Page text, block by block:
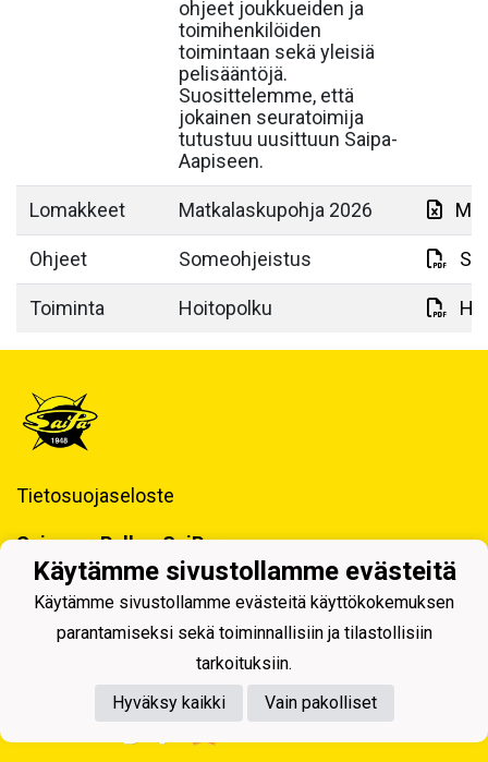
ohjeet joukkueiden ja
toimihenkilöiden
toimintaan sekä yleisiä
pelisääntöjä.
Suosittelemme, että
jokainen seuratoimija
tutustuu uusittuun Saipa-
Aapiseen.
Lomakkeet Matkalaskupohja 2026
Ohjeet Someohjeistus
Toiminta Hoitopolku
Tietosuojaseloste
Saimaan Pallo - SaiPa ry
Käynti- ja postiosoite ja Laskutustiedot
Powered by
Käytämme sivustollamme evästeitä
Käytämme sivustollamme evästeitä käyttökokemuksen
parantamiseksi sekä toiminnallisiin ja tilastollisiin
tarkoituksiin.
Hyväksy kaikki
Vain pakolliset